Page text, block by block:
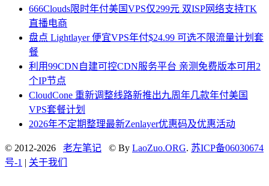
666Clouds限时年付美国VPS仅299元 双ISP网络支持TK
直播电商
盘点 Lightlayer 便宜VPS年付$24.99 可选不限流量计划套
餐
利用99CDN自建可控CDN服务平台 亲测免费版本可用2
个IP节点
CloudCone 重新调整线路新推出九周年几款年付美国
VPS套餐计划
2026年不定期整理最新Zenlayer优惠码及优惠活动
© 2012-2026 老左笔记 © By LaoZuo.ORG. 苏ICP备06030674
号-1 | 关于我们